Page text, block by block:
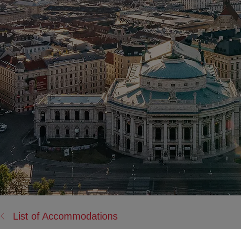
List of Accommodations